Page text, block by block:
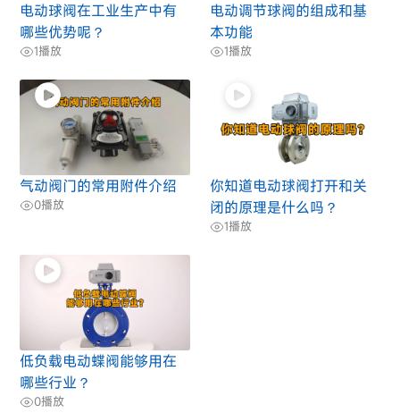
电动球阀在工业生产中有
哪些优势呢？
1播放
电动调节球阀的组成和基
本功能
1播放
气动阀门的常用附件介绍
0播放
你知道电动球阀打开和关
闭的原理是什么吗？
1播放
低负载电动蝶阀能够用在
哪些行业？
0播放